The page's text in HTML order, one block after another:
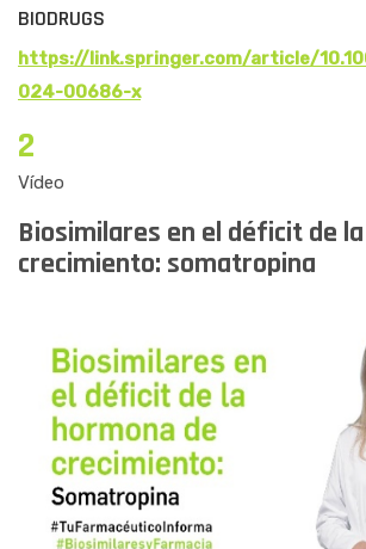
BIODRUGS
https://link.springer.com/article/
024-00686-x
2
Vídeo
Biosimilares en el déficit de
crecimiento: somatropina